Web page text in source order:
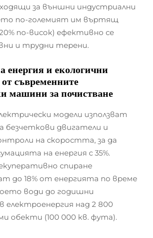
за външни индустриални
по-големият им въртящ
по-висок) ефективно се
и трудни терени.
енергия и екологични
съвременните
машини за почистване
модели използват
безчеткови двигатели и
на скоростта, за да
на енергия с 35%.
спиране
до 18% от енергията по време
води до годишни
електроенергия над 2 800
обекти (100 000 кв. фута).